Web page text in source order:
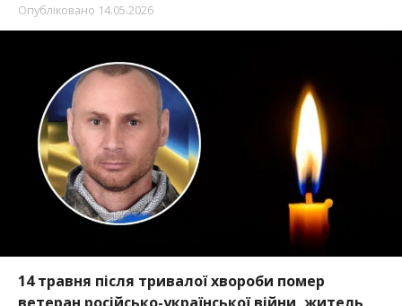
Опубліковано 14.05.2026
14 травня після тривалої хвороби помер
ветеран російсько-української війни, житель